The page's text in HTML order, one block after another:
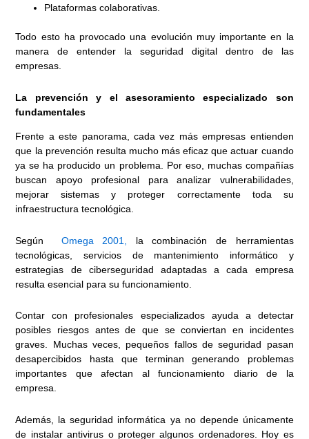
Plataformas colaborativas.
Todo esto ha provocado una evolución muy importante en la
manera de entender la seguridad digital dentro de las
empresas.
La prevención y el asesoramiento especializado son
fundamentales
Frente a este panorama, cada vez más empresas entienden
que la prevención resulta mucho más eficaz que actuar cuando
ya se ha producido un problema. Por eso, muchas compañías
buscan apoyo profesional para analizar vulnerabilidades,
mejorar sistemas y proteger correctamente toda su
infraestructura tecnológica.
Según Omega 2001, la combinación de herramientas
tecnológicas, servicios de mantenimiento informático y
estrategias de ciberseguridad adaptadas a cada empresa
resulta esencial para su funcionamiento.
Contar con profesionales especializados ayuda a detectar
posibles riesgos antes de que se conviertan en incidentes
graves. Muchas veces, pequeños fallos de seguridad pasan
desapercibidos hasta que terminan generando problemas
importantes que afectan al funcionamiento diario de la
empresa.
Además, la seguridad informática ya no depende únicamente
de instalar antivirus o proteger algunos ordenadores. Hoy es